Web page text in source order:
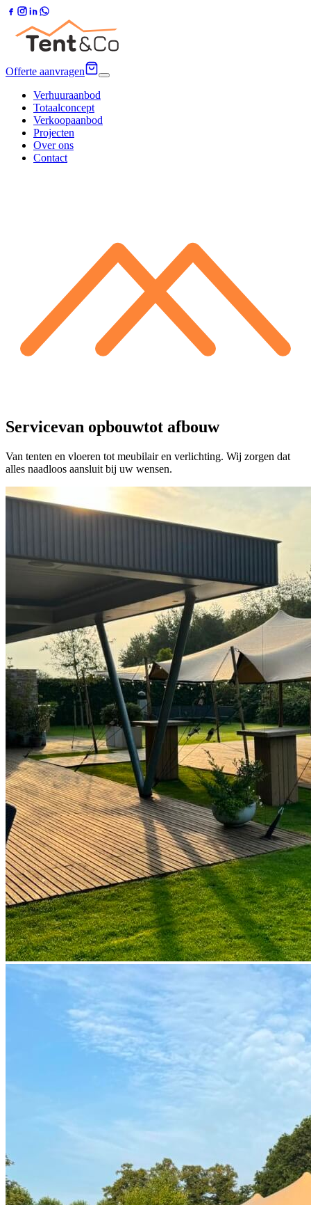
Offerte aanvragen
Verhuuraanbod
Totaalconcept
Verkoopaanbod
Projecten
Over ons
Contact
Servicevan opbouwtot afbouw
Van tenten en vloeren tot meubilair en verlichting. Wij zorgen dat
alles naadloos aansluit bij uw wensen.